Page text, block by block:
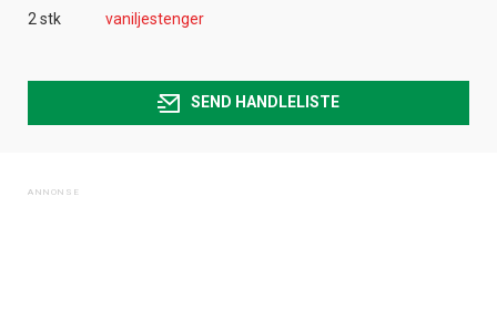
2 stk
vaniljestenger
SEND HANDLELISTE